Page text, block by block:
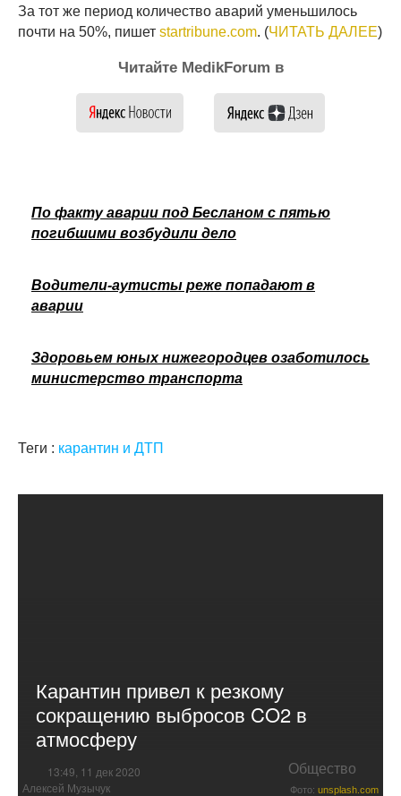
За тот же период количество аварий уменьшилось
почти на 50%, пишет startribune.com. (ЧИТАТЬ ДАЛЕЕ)
Читайте MedikForum в
По факту аварии под Бесланом с пятью
погибшими возбудили дело
Водители-аутисты реже попадают в
аварии
Здоровьем юных нижегородцев озаботилось
министерство транспорта
Теги : карантин и ДТП
Карантин привел к резкому
сокращению выбросов CO2 в
атмосферу
13:49, 11 дек 2020 Общество
Алексей Музычук Фото: unsplash.com